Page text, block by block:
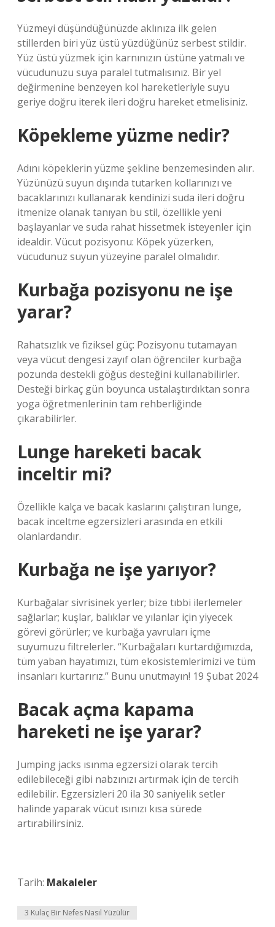
Yüzmeyi düşündüğünüzde aklınıza ilk gelen
stillerden biri yüz üstü yüzdüğünüz serbest stildir.
Yüz üstü yüzmek için karnınızın üstüne yatmalı ve
vücudunuzu suya paralel tutmalısınız. Bir yel
değirmenine benzeyen kol hareketleriyle suyu
geriye doğru iterek ileri doğru hareket etmelisiniz.
Köpekleme yüzme nedir?
Adını köpeklerin yüzme şekline benzemesinden alır.
Yüzünüzü suyun dışında tutarken kollarınızı ve
bacaklarınızı kullanarak kendinizi suda ileri doğru
itmenize olanak tanıyan bu stil, özellikle yeni
başlayanlar ve suda rahat hissetmek isteyenler için
idealdir. Vücut pozisyonu: Köpek yüzerken,
vücudunuz suyun yüzeyine paralel olmalıdır.
Kurbağa pozisyonu ne işe
yarar?
Rahatsızlık ve fiziksel güç: Pozisyonu tutamayan
veya vücut dengesi zayıf olan öğrenciler kurbağa
pozunda destekli göğüs desteğini kullanabilirler.
Desteği birkaç gün boyunca ustalaştırdıktan sonra
yoga öğretmenlerinin tam rehberliğinde
çıkarabilirler.
Lunge hareketi bacak
inceltir mi?
Özellikle kalça ve bacak kaslarını çalıştıran lunge,
bacak inceltme egzersizleri arasında en etkili
olanlardandır.
Kurbağa ne işe yarıyor?
Kurbağalar sivrisinek yerler; bize tıbbi ilerlemeler
sağlarlar; kuşlar, balıklar ve yılanlar için yiyecek
görevi görürler; ve kurbağa yavruları içme
suyumuzu filtrelerler. “Kurbağaları kurtardığımızda,
tüm yaban hayatımızı, tüm ekosistemlerimizi ve tüm
insanları kurtarırız.” Bunu unutmayın! 19 Şubat 2024
Bacak açma kapama
hareketi ne işe yarar?
Jumping jacks ısınma egzersizi olarak tercih
edilebileceği gibi nabzınızı artırmak için de tercih
edilebilir. Egzersizleri 20 ila 30 saniyelik setler
halinde yaparak vücut ısınızı kısa sürede
artırabilirsiniz.
Tarih: Makaleler
3 Kulaç Bir Nefes Nasıl Yüzülür